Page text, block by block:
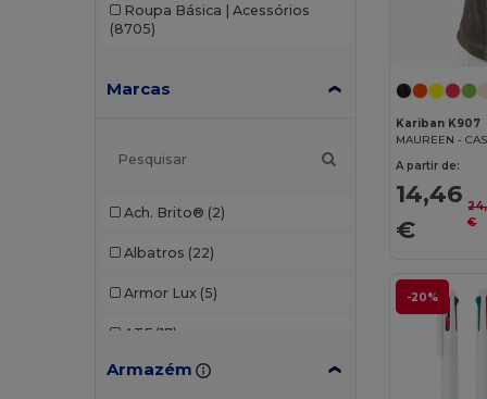
Roupa Básica | Acessórios
(8705)
Marcas
Ach. Brito® (2)
Albatros (22)
Armor Lux (5)
ATF (17)
Atlantis (102)
Armazém
Kariban K907
A partir de:
14,46
€
€
-20%